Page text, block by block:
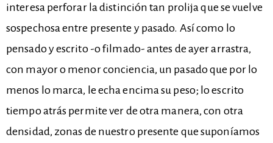
interesa perforar la distinción tan prolija que se vuelve
sospechosa entre presente y pasado. Así como lo
pensado y escrito -o filmado- antes de ayer arrastra,
con mayor o menor conciencia, un pasado que por lo
menos lo marca, le echa encima su peso; lo escrito
tiempo atrás permite ver de otra manera, con otra
densidad, zonas de nuestro presente que suponíamos